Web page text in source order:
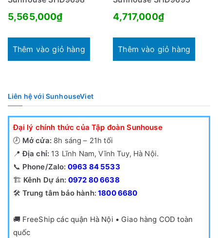
5,565,000₫
Thêm vào giỏ hàng
4,717,000₫
Thêm vào giỏ hàng
Liên hệ với SunhouseViet
Đại lý chính thức của Tập đoàn Sunhouse
🕗 Mở cửa:8h sáng – 21h tối
📍Địa chỉ: 13 Lĩnh Nam, Vĩnh Tuy, Hà Nội.
📞 Phone/Zalo: 0963 84 5533
🏗️ Kênh Dự án: 0972 80 6638
🛠️ Trung tâm bảo hành:1800 6680
🚚 FreeShip các quận Hà Nội • Giao hàng COD toàn
quốc